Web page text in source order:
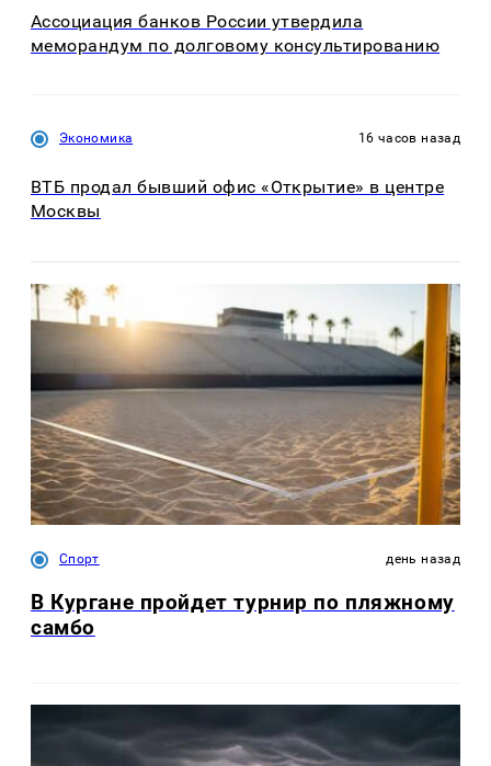
Ассоциация банков России утвердила
меморандум по долговому консультированию
Экономика 16 часов назад
ВТБ продал бывший офис «Открытие» в центре
Москвы
Спорт день назад
В Кургане пройдет турнир по пляжному
самбо